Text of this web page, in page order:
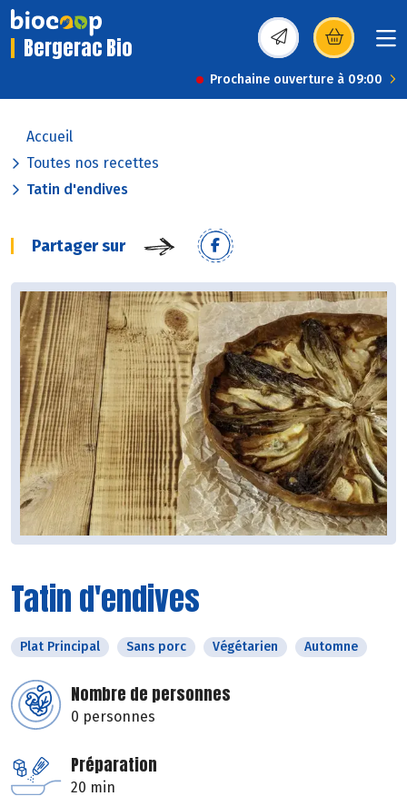
Bergerac Bio (s’ouvre dans une
Prochaine ouverture à 09:00
Accueil
Toutes nos recettes
Tatin d'endives
Partager sur
Tatin d'endives
Plat Principal Sans porc Végétarien Automne
Nombre de personnes
0 personnes
Préparation
20 min